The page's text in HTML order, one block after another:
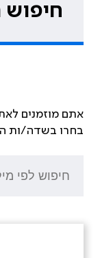
חיפוש
אתם מוזמנים
בחרו בשדה/ות